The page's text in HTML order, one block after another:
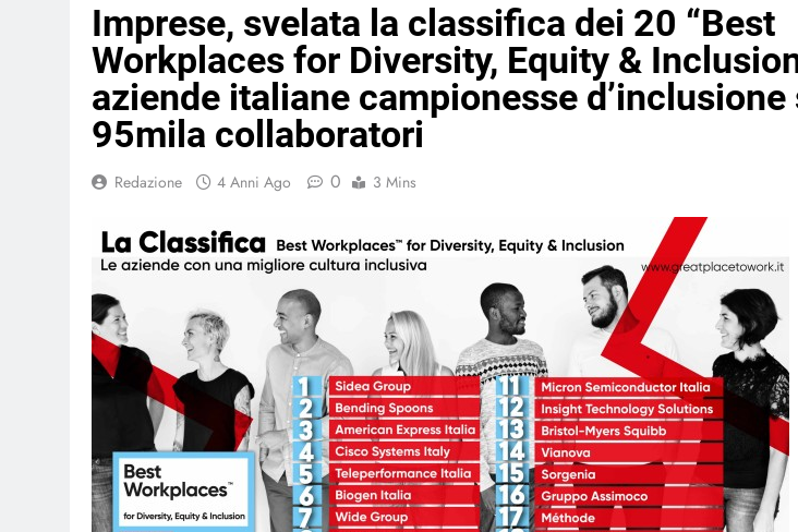
Imprese, svelata la classifica dei 20 “Best
Workplaces for Diversity, Equity &
aziende italiane campionesse d’inclusione
95mila collaboratori
Redazione 4 Anni Ago 0 3 Mins